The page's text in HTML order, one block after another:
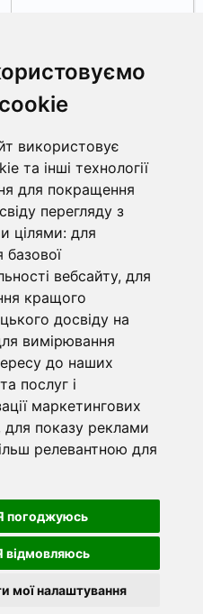
використовує
та інші технології
для покращення
перегляду з
цілями: для
базової
вебсайту, для
кращого
досвіду на
вимірювання
до наших
послуг і
маркетингових
для показу реклами
релевантною для
погоджуюсь
відмовляюсь
мої налаштування
Кейс для
сигналізаторів
покльовки World4Carp
Bite Alarm Case 6+1,
койот (coyote)
709.00грн.
Є в наявності
2 »
Магазин 🛒